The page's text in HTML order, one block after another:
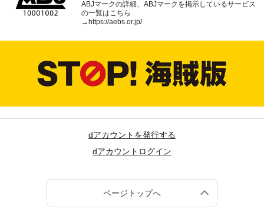
ABJマークの詳細、ABJマークを掲示しているサービス
の一覧はこちら
→https://aebs.or.jp/
dアカウントを発行する
dアカウントログイン
ページトップへ